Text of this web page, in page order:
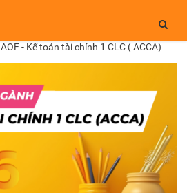
AOF - Kế toán tài chính 1 CLC ( ACCA)